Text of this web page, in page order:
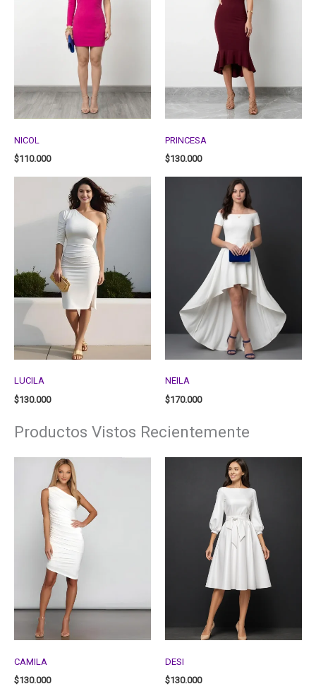
NICOL
$110.000
PRINCESA
$130.000
LUCILA
$130.000
NEILA
$170.000
Productos Vistos Recientemente
CAMILA
$130.000
DESI
$130.000